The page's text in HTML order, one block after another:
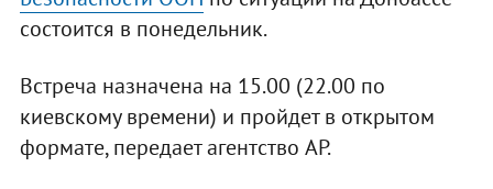
состоится в понедельник.
Встреча назначена на 15.00 (22.00 по
киевскому времени) и пройдет в открытом
формате, передает агентство AP.